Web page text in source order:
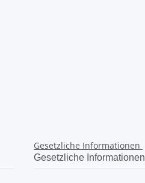
Gesetzliche Informationen
Gesetzliche Informationen